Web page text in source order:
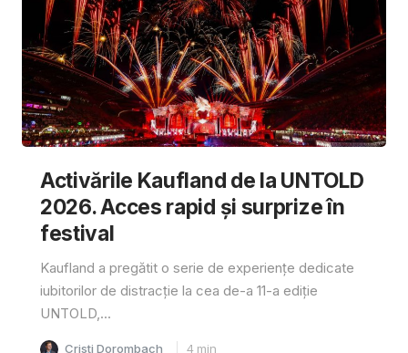
Activările Kaufland de la UNTOLD
2026. Acces rapid și surprize în
festival
Kaufland a pregătit o serie de experiențe dedicate
iubitorilor de distracție la cea de-a 11-a ediție
UNTOLD,...
Cristi Dorombach 4 min